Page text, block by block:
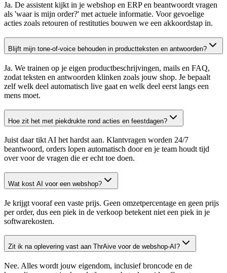
Ja. De assistent kijkt in je webshop en ERP en beantwoordt vragen
als 'waar is mijn order?' met actuele informatie. Voor gevoelige
acties zoals retouren of restituties bouwen we een akkoordstap in.
Blijft mijn tone-of-voice behouden in productteksten en antwoorden?
Ja. We trainen op je eigen productbeschrijvingen, mails en FAQ,
zodat teksten en antwoorden klinken zoals jouw shop. Je bepaalt
zelf welk deel automatisch live gaat en welk deel eerst langs een
mens moet.
Hoe zit het met piekdrukte rond acties en feestdagen?
Juist daar tikt AI het hardst aan. Klantvragen worden 24/7
beantwoord, orders lopen automatisch door en je team houdt tijd
over voor de vragen die er echt toe doen.
Wat kost AI voor een webshop?
Je krijgt vooraf een vaste prijs. Geen omzetpercentage en geen prijs
per order, dus een piek in de verkoop betekent niet een piek in je
softwarekosten.
Zit ik na oplevering vast aan ThrAive voor de webshop-AI?
Nee. Alles wordt jouw eigendom, inclusief broncode en de